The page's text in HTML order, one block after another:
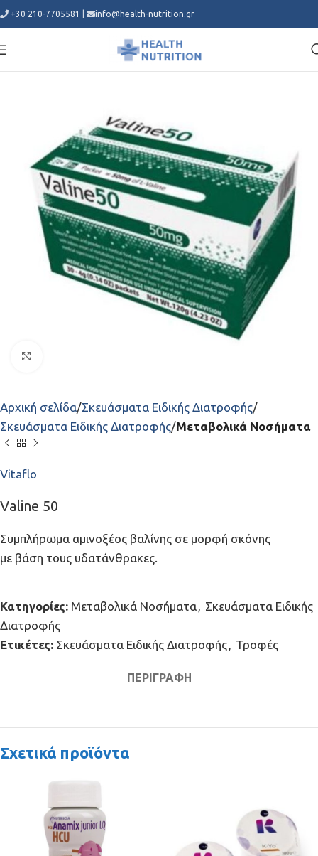
+30 210-7705581 info@health-nutrition.gr
Αρχική σελίδα Σκευάσματα Ειδικής Διατροφής
Σκευάσματα Ειδικής Διατροφής Μεταβολικά Νοσήματα
Vitaflo
Valine 50
Συμπλήρωμα αμινοξέος βαλίνης σε μορφή σκόνης
με βάση τους υδατάνθρακες.
Κατηγορίες: Μεταβολικά Νοσήματα, Σκευάσματα Ειδικής
Διατροφής
Ετικέτες: Σκευάσματα Ειδικής Διατροφής, Τροφές
ΠΕΡΙΓΡΑΦΉ
Σχετικά προϊόντα